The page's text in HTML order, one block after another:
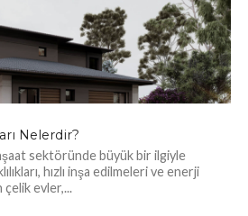
Nelerdir?
sektöründe büyük bir ilgiyle
hızlı inşa edilmeleri ve enerji
evler,...